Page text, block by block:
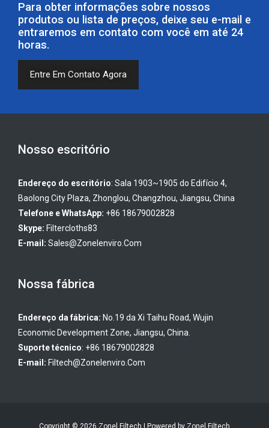
Para obter informações sobre nossos
produtos ou lista de preços, deixe seu e-mail e
entraremos em contato com você em até 24
horas.
Entre Em Contato Agora
Nosso escritório
Endereço do escritório: Sala 1903~1905 do Edifício 4,
Baolong City Plaza, Zhonglou, Changzhou, Jiangsu, China
Telefone e WhatsApp: +86 18679002828
Skype: Filtercloths83
E-mail: Sales@zonelenviro.com
Nossa fábrica
Endereço da fábrica: No.19 da Xi Taihu Road, Wujin
Economic Development Zone, Jiangsu, China.
Suporte técnico: +86 18679002828
E-mail: Filtech@zonelenviro.com
Copyright © 2026 Zonel Filtech | Powered by Zonel Filtech